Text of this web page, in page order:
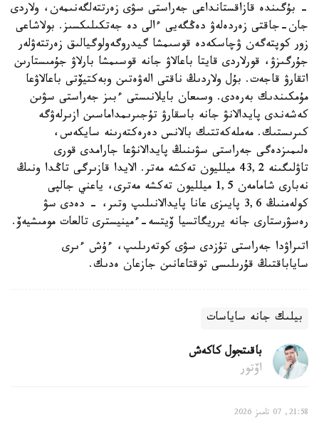
- بۇگىندە قازاقستانداعى جەراستى سۋى زەرتتەلگەنىمەن، ولاردى
جان-جاقتى زەردەلەۋ دەڭگەيى ءالى دە جەتكىلىكسىز. بولاشاعى
زور كوپتەگەن ۋچاسكەدە قوسىمشا گيدروگەولوگيالىق زەرتتەۋلەر
جۇرگىزۋ، قورلاردى قايتا باعالاۋ جانە قوسىمشا بارلاۋ جۇمىستارىن
اتقارۋ قاجەت. بۇل ولاردىڭ ناقتى الەۋەتىن وبەكتيۆتى باعالاۋعا
مۇمكىندىك بەرەدى. وسىعان بايلانىستى ءبىز جەراستى سۋىن
كەشەندى پايدالانۋ جانە باسقارۋ تۇجىرىمداماسىن ازىرلەۋگە
كىرىستىك. مەملەكەتتىك بالانس دەرەكتەرىنە سايكەس،
ەلىمىزدەگى جەراستى سۋىنىڭ پايدالانۋعا جارامدى قورى
تاۋلىگىنە 43,2 ميلليون تەكشە مەتر. الايدا قازىرگى تاڭدا ونىڭ
نەبارى شامامەن 1,5 ميلليون تەكشە مەترى، ياعني جالپى
كولەمنىڭ 3,6 پايىزى عانا پايدالانىلىپ وتىر، - دەدى سۋ
رەسۋرستارى جانە يرريگاتسيا ۆيتسە-ءمينيسترى تالعات مومىشيەۆ.
اتىراۋدا جەراستى تۇزدى سۋى كوتەرىلىپ، ءۇش ءىرى
ساياباقتىڭ قۇرىلىسى توقتاعانىن جازعان ەدىك.
بيلىك جانە ساياسات
باقىتجول كاكەش
اۆتور
21:58, 07 تامىز 2026